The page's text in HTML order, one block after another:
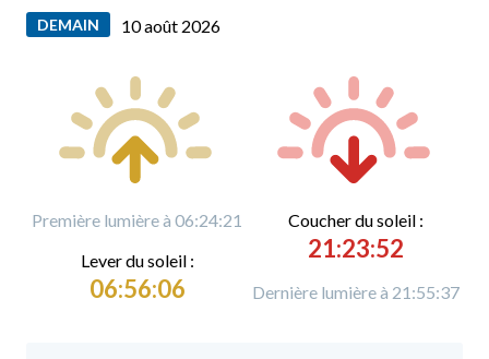
DEMAIN 10 août 2026
Première lumière à 06:24:21
Lever du soleil :
06:56:06
Coucher du soleil :
21:23:52
Dernière lumière à 21:55:37